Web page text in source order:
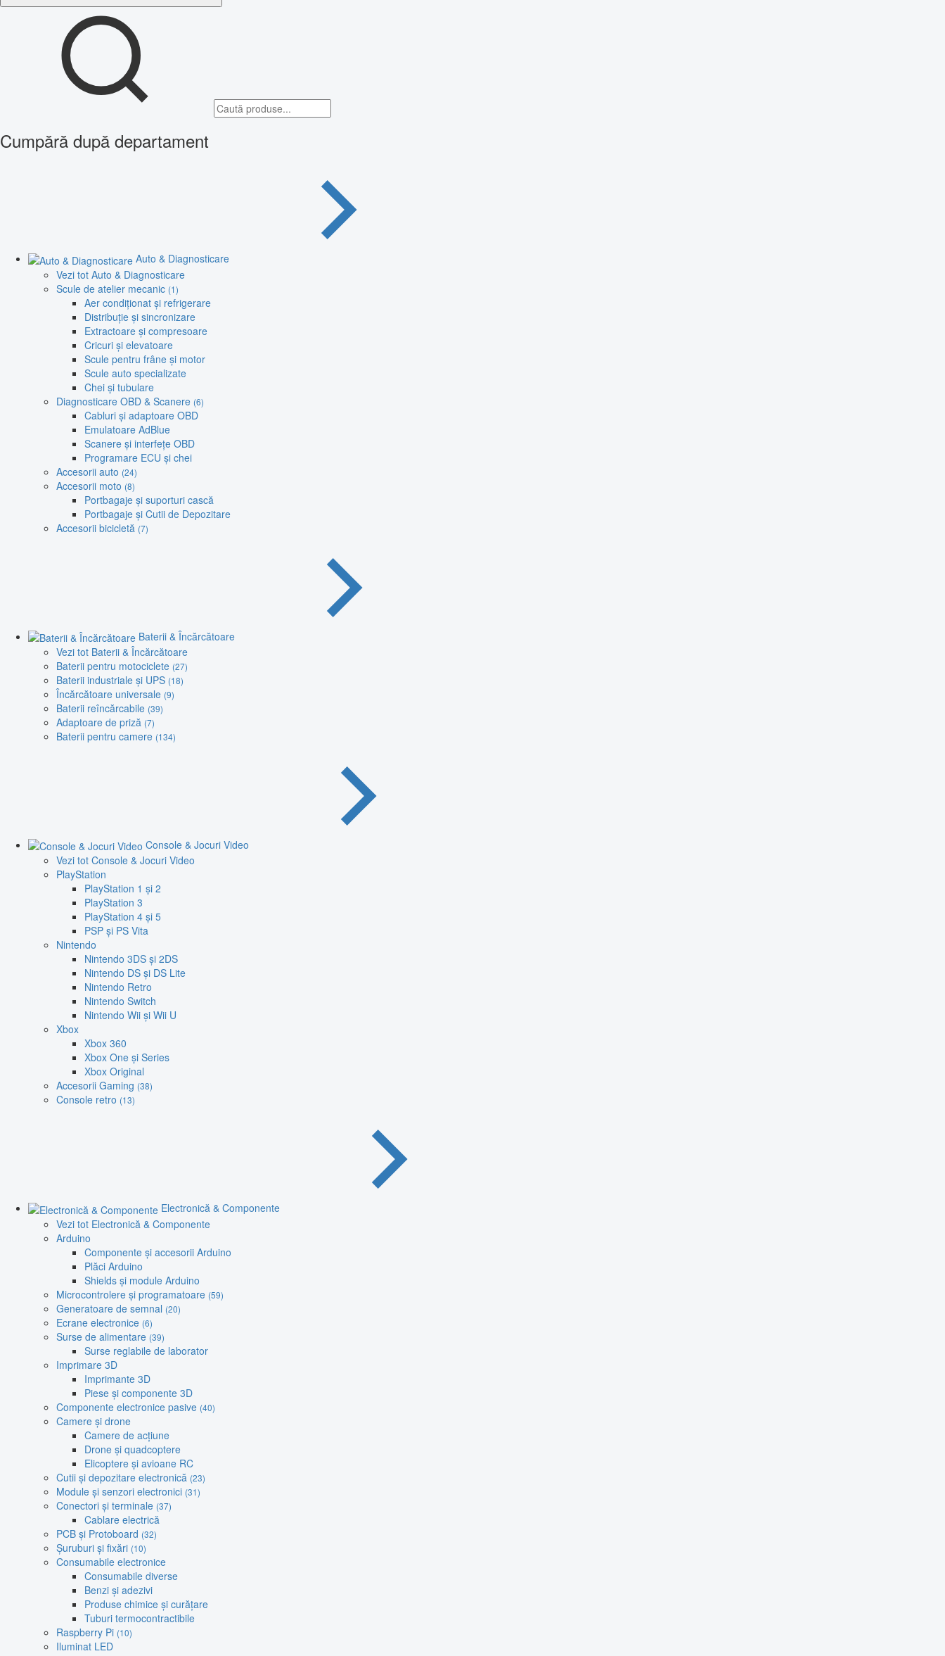
Cumpără după departament
Auto & Diagnosticare
Vezi tot Auto & Diagnosticare
Scule de atelier mecanic (1)
Aer condiționat și refrigerare
Distribuție și sincronizare
Extractoare și compresoare
Cricuri și elevatoare
Scule pentru frâne și motor
Scule auto specializate
Chei și tubulare
Diagnosticare OBD & Scanere (6)
Cabluri și adaptoare OBD
Emulatoare AdBlue
Scanere și interfețe OBD
Programare ECU și chei
Accesorii auto (24)
Accesorii moto (8)
Portbagaje și suporturi cască
Portbagaje și Cutii de Depozitare
Accesorii bicicletă (7)
Baterii & Încărcătoare
Vezi tot Baterii & Încărcătoare
Baterii pentru motociclete (27)
Baterii industriale și UPS (18)
Încărcătoare universale (9)
Baterii reîncărcabile (39)
Adaptoare de priză (7)
Baterii pentru camere (134)
Console & Jocuri Video
Vezi tot Console & Jocuri Video
PlayStation
PlayStation 1 și 2
PlayStation 3
PlayStation 4 și 5
PSP și PS Vita
Nintendo
Nintendo 3DS și 2DS
Nintendo DS și DS Lite
Nintendo Retro
Nintendo Switch
Nintendo Wii și Wii U
Xbox
Xbox 360
Xbox One și Series
Xbox Original
Accesorii Gaming (38)
Console retro (13)
Electronică & Componente
Vezi tot Electronică & Componente
Arduino
Componente și accesorii Arduino
Plăci Arduino
Shields și module Arduino
Microcontrolere și programatoare (59)
Generatoare de semnal (20)
Ecrane electronice (6)
Surse de alimentare (39)
Surse reglabile de laborator
Imprimare 3D
Imprimante 3D
Piese și componente 3D
Componente electronice pasive (40)
Camere și drone
Camere de acțiune
Drone și quadcoptere
Elicoptere și avioane RC
Cutii și depozitare electronică (23)
Module și senzori electronici (31)
Conectori și terminale (37)
Cablare electrică
PCB și Protoboard (32)
Șuruburi și fixări (10)
Consumabile electronice
Consumabile diverse
Benzi și adezivi
Produse chimice și curățare
Tuburi termocontractibile
Raspberry Pi (10)
Iluminat LED